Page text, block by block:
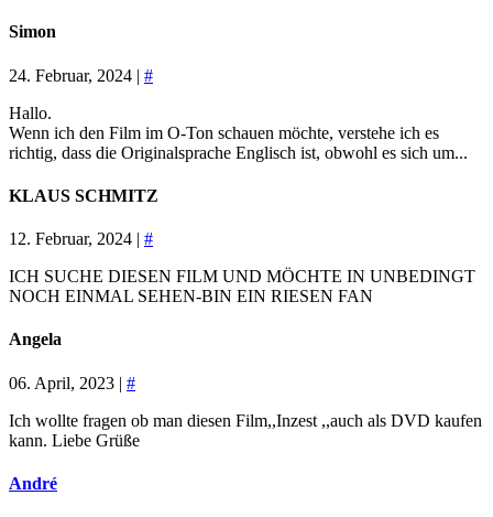
Simon
24. Februar, 2024 | #
Hallo.
Wenn ich den Film im O-Ton schauen möchte, verstehe ich es
richtig, dass die Originalsprache Englisch ist, obwohl es sich um...
KLAUS SCHMITZ
12. Februar, 2024 | #
ICH SUCHE DIESEN FILM UND MÖCHTE IN UNBEDINGT
NOCH EINMAL SEHEN-BIN EIN RIESEN FAN
Angela
06. April, 2023 | #
Ich wollte fragen ob man diesen Film,,Inzest ,,auch als DVD kaufen
kann. Liebe Grüße
André